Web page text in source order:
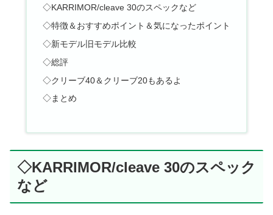
◇KARRIMOR/cleave 30のスペックなど
◇特徴＆おすすめポイント＆気になったポイント
◇新モデル旧モデル比較
◇総評
◇クリーブ40＆クリーブ20もあるよ
◇まとめ
◇KARRIMOR/cleave 30のスペック
など